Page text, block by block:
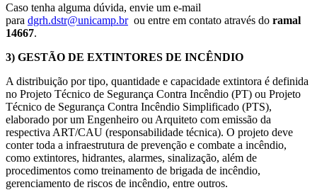
Caso tenha alguma dúvida, envie um e-mail
para dgrh.dstr@unicamp.brou entre em contato através do ramal
14667.
3) GESTÃO DE EXTINTORES DE INCÊNDIO
A distribuição por tipo, quantidade e capacidade extintora é definida
no Projeto Técnico de Segurança Contra Incêndio (PT) ou Projeto
Técnico de Segurança Contra Incêndio Simplificado (PTS),
elaborado por um Engenheiro ou Arquiteto com emissão da
respectiva ART/CAU (responsabilidade técnica). O projeto deve
conter toda a infraestrutura de prevenção e combate a incêndio,
como extintores, hidrantes, alarmes, sinalização, além de
procedimentos como treinamento de brigada de incêndio,
gerenciamento de riscos de incêndio, entre outros.